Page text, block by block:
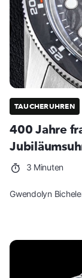
TAUCHERUHREN
400 Jahre
3 Minuten
Gwendolyn